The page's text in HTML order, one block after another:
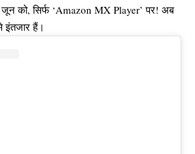
को, सिर्फ ‘Amazon MX Player’ पर! अब
इंतजार हैं।